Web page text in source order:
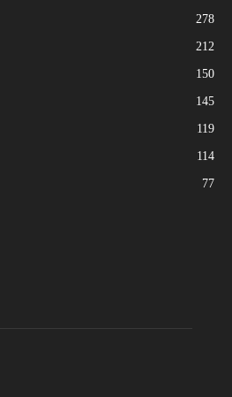
278
212
150
145
119
114
77